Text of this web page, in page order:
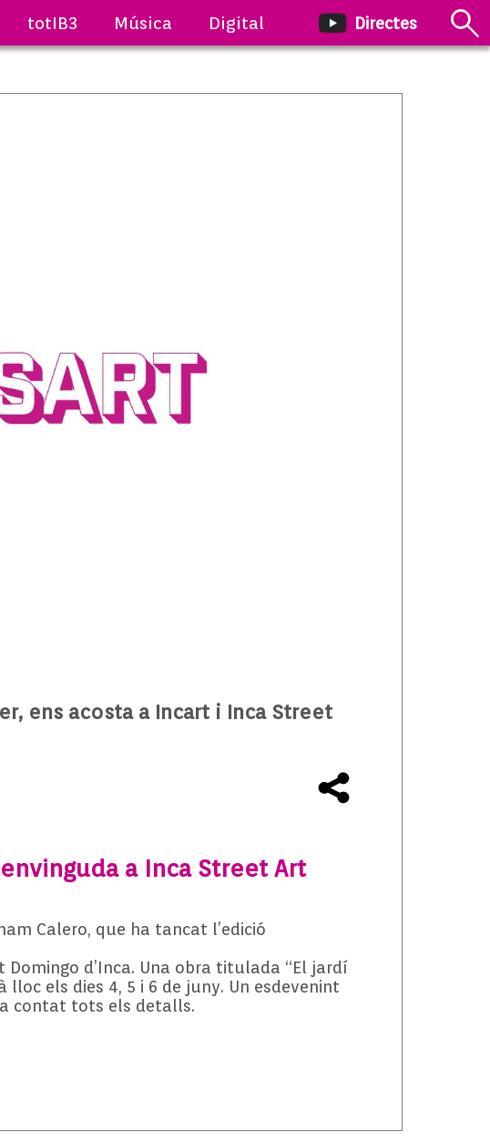
totIB3 Música Digital Directes
ens acosta a Incart i Inca Street
a Inca Street Art
Calero, que ha tancat l’edició
d’Inca. Una obra titulada “El jardí
els dies 4, 5 i 6 de juny. Un esdevenint
contat tots els detalls.